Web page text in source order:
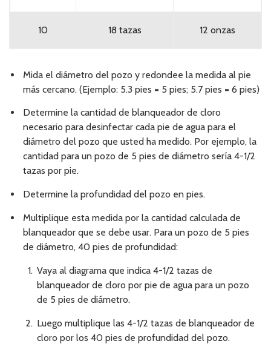
10 18 tazas 12 onzas
Mida el diámetro del pozo y redondee la medida al pie
más cercano. (Ejemplo: 5.3 pies = 5 pies; 5.7 pies = 6 pies)
Determine la cantidad de blanqueador de cloro
necesario para desinfectar cada pie de agua para el
diámetro del pozo que usted ha medido. Por ejemplo, la
cantidad para un pozo de 5 pies de diámetro sería 4-1/2
tazas por pie.
Determine la profundidad del pozo en pies.
Multiplique esta medida por la cantidad calculada de
blanqueador que se debe usar. Para un pozo de 5 pies
de diámetro, 40 pies de profundidad:
Vaya al diagrama que indica 4-1/2 tazas de
blanqueador de cloro por pie de agua para un pozo
de 5 pies de diámetro.
Luego multiplique las 4-1/2 tazas de blanqueador de
cloro por los 40 pies de profundidad del pozo.